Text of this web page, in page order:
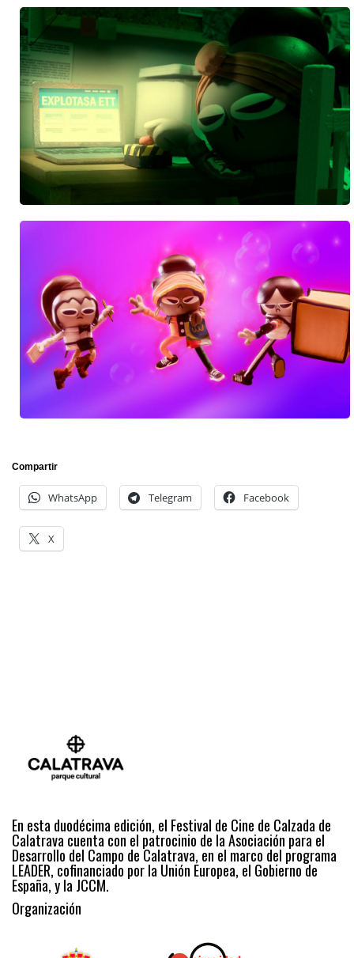
Compartir
WhatsApp Telegram Facebook
X
En esta duodécima edición, el Festival de Cine de Calzada de
Calatrava cuenta con el patrocinio de la Asociación para el
Desarrollo del Campo de Calatrava, en el marco del programa
LEADER, cofinanciado por la Unión Europea, el Gobierno de
España, y la JCCM.
Organización